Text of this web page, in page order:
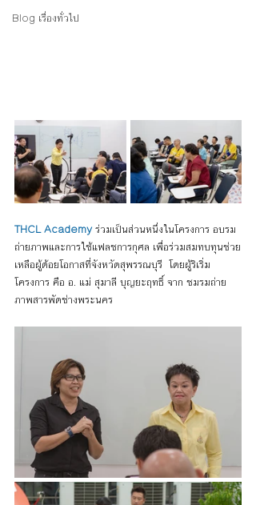
Blog เรื่องทั่วไป
THCL Academy ร่วมเป็นส่วนหนึ่งในโครงการ อบรม
ถ่ายภาพและการใช้แฟลชการกุศล เพื่อร่วมสมทบทุนช่วย
เหลือผู้ด้อยโอกาสที่จังหวัดสุพรรณบุรี  โดยผู้ริเริ่ม
โครงการ คือ อ. แม่ สุมาลี บุญยะฤทธิ์ จาก ชมรมถ่าย
ภาพสารพัดช่างพระนคร